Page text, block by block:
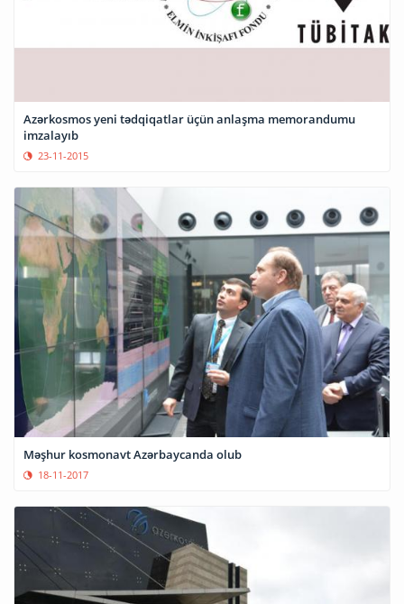
Azərkosmos yeni tədqiqatlar üçün anlaşma memorandumu
imzalayıb
23-11-2015
Məşhur kosmonavt Azərbaycanda olub
18-11-2017